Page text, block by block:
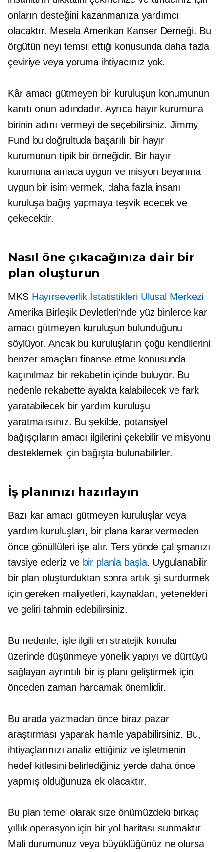
onların desteğini kazanmanıza yardımcı
olacaktır. Mesela Amerikan Kanser Derneği. Bu
örgütün neyi temsil ettiği konusunda daha fazla
çeviriye veya yoruma ihtiyacınız yok.
Kâr amacı gütmeyen bir kuruluşun konumunun
kanıtı onun adındadır. Ayrıca hayır kurumuna
birinin adını vermeyi de seçebilirsiniz. Jimmy
Fund bu doğrultuda başarılı bir hayır
kurumunun tipik bir örneğidir. Bir hayır
kurumuna amaca uygun ve misyon beyanına
uygun bir isim vermek, daha fazla insanı
kuruluşa bağış yapmaya teşvik edecek ve
çekecektir.
Nasıl öne çıkacağınıza dair bir
plan oluşturun
MKS Hayırseverlik İstatistikleri Ulusal Merkezi
Amerika Birleşik Devletleri'nde yüz binlerce kar
amacı gütmeyen kuruluşun bulunduğunu
söylüyor. Ancak bu kuruluşların çoğu kendilerini
benzer amaçları finanse etme konusunda
kaçınılmaz bir rekabetin içinde buluyor. Bu
nedenle rekabette ayakta kalabilecek ve fark
yaratabilecek bir yardım kuruluşu
yaratmalısınız. Bu şekilde, potansiyel
bağışçıların amacı ilgilerini çekebilir ve misyonu
desteklemek için bağışta bulunabilirler.
İş planınızı hazırlayın
Bazı kar amacı gütmeyen kuruluşlar veya
yardım kuruluşları, bir plana karar vermeden
önce gönüllüleri işe alır. Ters yönde çalışmanızı
tavsiye ederiz ve bir planla başla. Uygulanabilir
bir plan oluşturduktan sonra artık işi sürdürmek
için gereken maliyetleri, kaynakları, yetenekleri
ve geliri tahmin edebilirsiniz.
Bu nedenle, işle ilgili en stratejik konular
üzerinde düşünmeye yönelik yapıyı ve dürtüyü
sağlayan ayrıntılı bir iş planı geliştirmek için
önceden zaman harcamak önemlidir.
Bu arada yazmadan önce biraz pazar
araştırması yaparak hamle yapabilirsiniz. Bu,
ihtiyaçlarınızı analiz ettiğiniz ve işletmenin
hedef kitlesini belirlediğiniz yerde daha önce
yapmış olduğunuza ek olacaktır.
Bu plan temel olarak size önümüzdeki birkaç
yıllık operasyon için bir yol haritası sunmaktır.
Mali durumunuz veya büyüklüğünüz ne olursa